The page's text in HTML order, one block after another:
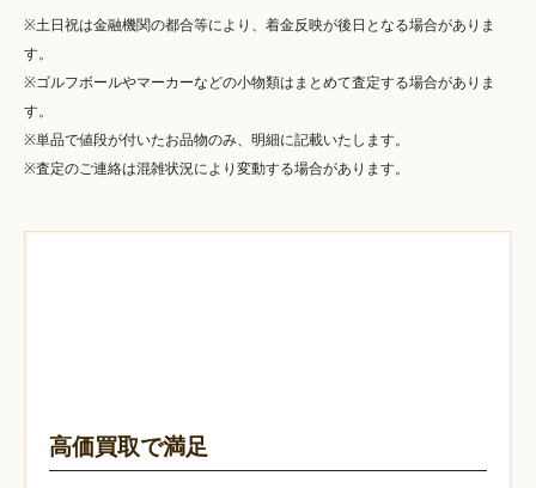
※土日祝は金融機関の都合等により、着金反映が後日となる場合がありま
す。
※ゴルフボールやマーカーなどの小物類はまとめて査定する場合がありま
す。
※単品で値段が付いたお品物のみ、明細に記載いたします。
※査定のご連絡は混雑状況により変動する場合があります。
高価買取で満足